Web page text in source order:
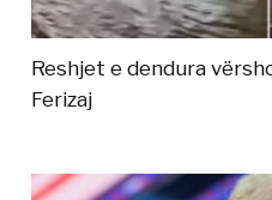
Reshjet e dendura
Ferizaj